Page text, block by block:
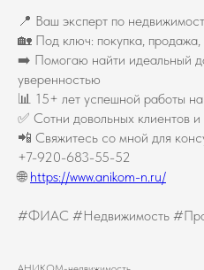
📍 Ваш эксперт по
🏡 Под ключ: покупка,
➡️ Помогаю найти идеальный
уверенностью
📊 15+ лет успешной работы
✅ Сотни довольных клиентов
📲 Свяжитесь со мной для
+7-920-683-55-52
🌐 https://www.anikom-n.ru/
#ФИАС #Недвижимость